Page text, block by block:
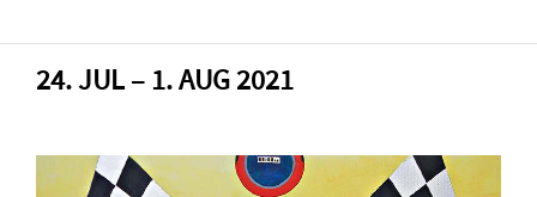
24. JUL – 1. AUG 2021